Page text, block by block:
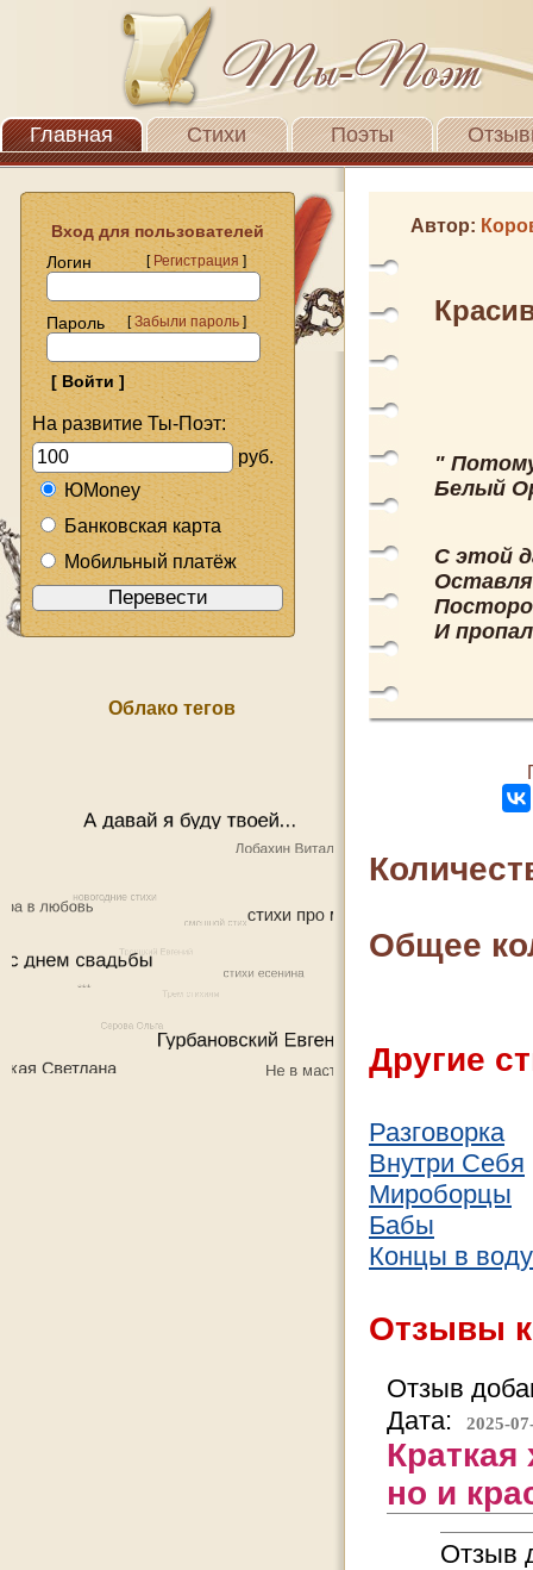
Главная Стихи Поэты
Вход для пользователей
Логин
[Регистрация]
Пароль [Забыли пароль]
На развитие Ты-Поэт:
руб.
ЮMoney
Банковская карта
Мобильный платёж
Облако тегов
Автор:
"
Белый
С этой
И
Общее
Другие
Разговорка
Внутри Себя
Мироборцы
Бабы
Концы в воду
Отзывы
Отзыв
Дата:
2025-
Краткая
но и
Отзыв